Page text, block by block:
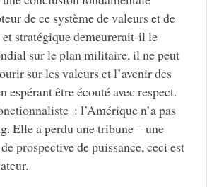
de ce système de valeurs et de
stratégique demeurerait-il le
sur le plan militaire, il ne peut
sur les valeurs et l’avenir des
espérant être écouté avec respect.
: l’Amérique n’a pas
Elle a perdu une tribune – une
prospective de puissance, ceci est